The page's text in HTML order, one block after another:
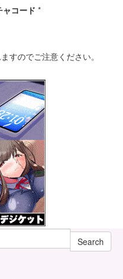
ャコード *
すのでご注意ください。
Search